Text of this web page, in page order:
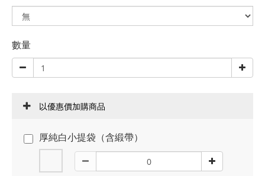
數量
以優惠價加購商品
厚純白小提袋（含緞帶）